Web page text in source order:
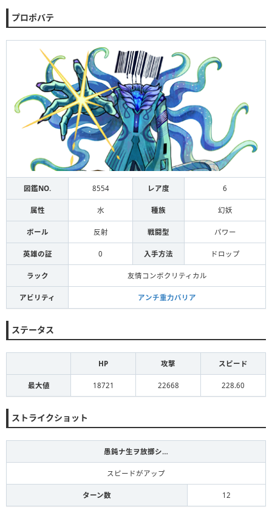
プロポバテ
図鑑NO. 8554 レア度 6
属性 水 種族 幻妖
ボール 反射 戦闘型 パワー
英雄の証 0 入手方法 ドロップ
ラック 友情コンボクリティカル
アビリティ アンチ重力バリア
ステータス
HP 攻撃 スピード
最大値 18721 22668 228.60
ストライクショット
愚鈍ナ生ヲ放擲シ…
スピードがアップ
ターン数 12